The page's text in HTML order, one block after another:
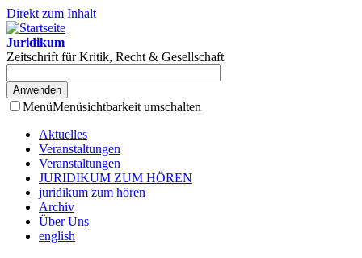
Direkt zum Inhalt
Juridikum
Zeitschrift für Kritik, Recht & Gesellschaft
MenüMenüsichtbarkeit umschalten
Aktuelles
Veranstaltungen
Veranstaltungen
JURIDIKUM ZUM HÖREN
juridikum zum hören
Archiv
Über Uns
english